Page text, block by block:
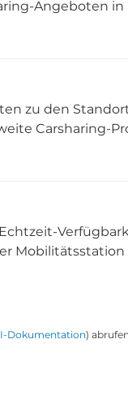
Angeboten
zu den
Carsharing-
Mobilitätsstation
Dokumentation)